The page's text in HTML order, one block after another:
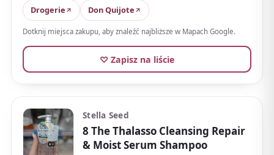
lekkiego i układalnego zamiast bogatego i ciężkiego.
Drogerie Don Quijote
Dotknij miejsca zakupu, aby znaleźć najbliższe w Mapach Google.
♡ Zapisz na liście
Stella Seed
8 The Thalasso Cleansing Repair
& Moist Serum Shampoo